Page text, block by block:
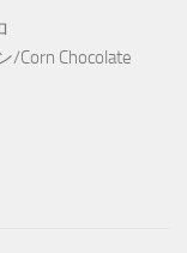
/Corn Chocolate